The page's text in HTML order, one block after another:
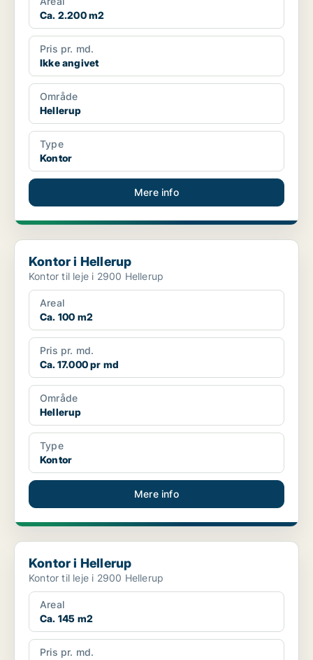
Ca. 2.200 m2
Pris pr. md.
Ikke angivet
Område
Hellerup
Type
Kontor
Mere info
Kontor i Hellerup
Kontor i Hellerup
Kontor til leje i 2900 Hellerup
Areal
Ca. 100 m2
Pris pr. md.
Ca. 17.000 pr md
Område
Hellerup
Type
Kontor
Mere info
Kontor i Hellerup
Kontor i Hellerup
Kontor til leje i 2900 Hellerup
Areal
Ca. 145 m2
Pris pr. md.